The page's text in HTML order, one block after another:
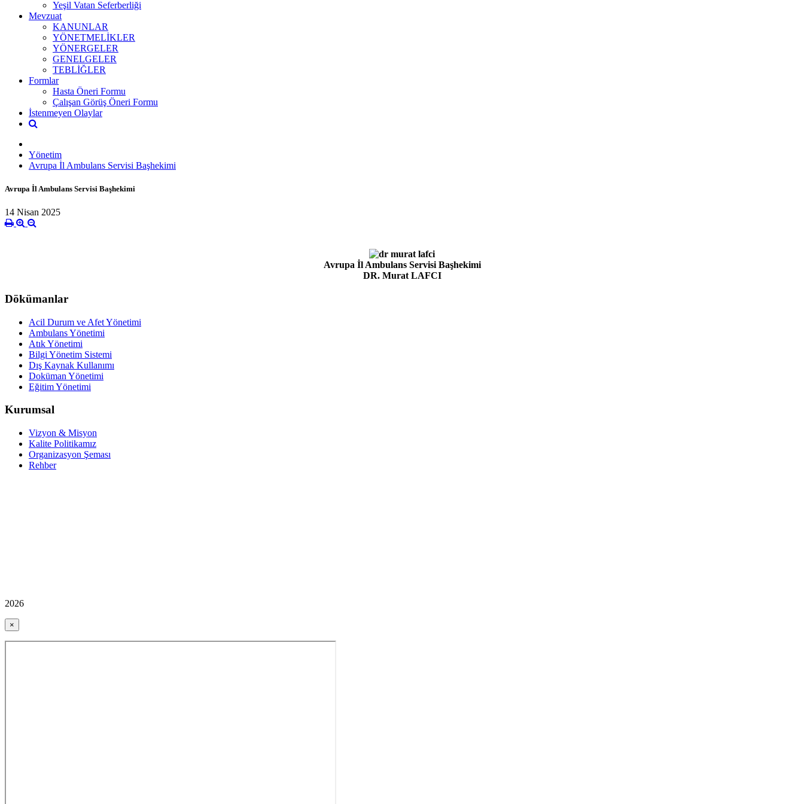
Yeşil Vatan Seferberliği
Mevzuat
KANUNLAR
YÖNETMELİKLER
YÖNERGELER
GENELGELER
TEBLİĞLER
Formlar
Hasta Öneri Formu
Çalışan Görüş Öneri Formu
İstenmeyen Olaylar
Yönetim
Avrupa İl Ambulans Servisi Başhekimi
Avrupa İl Ambulans Servisi Başhekimi
14 Nisan 2025
Avrupa İl Ambulans Servisi Başhekimi
DR. Murat LAFCI
Dökümanlar
Acil Durum ve Afet Yönetimi
Ambulans Yönetimi
Atık Yönetimi
Bilgi Yönetim Sistemi
Dış Kaynak Kullanımı
Doküman Yönetimi
Eğitim Yönetimi
Kurumsal
Vizyon & Misyon
Kalite Politikamız
Organizasyon Şeması
Rehber
2026
×